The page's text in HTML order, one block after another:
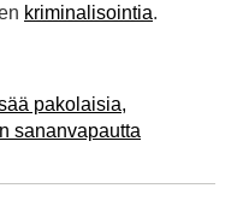
kriminalisointia.
pakolaisia,
sananvapautta